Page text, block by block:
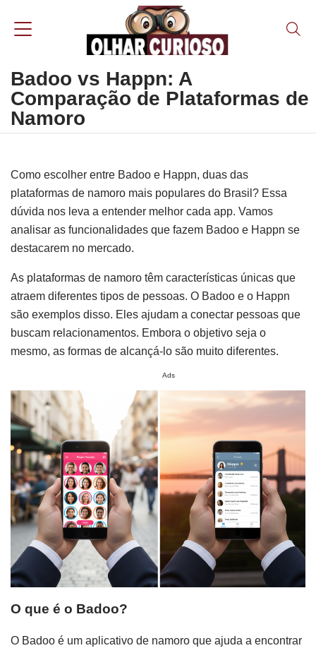
Badoo vs Happn: A
Comparação de Plataformas de
Namoro
Como escolher entre Badoo e Happn, duas das
plataformas de namoro mais populares do Brasil? Essa
dúvida nos leva a entender melhor cada app. Vamos
analisar as funcionalidades que fazem Badoo e Happn se
destacarem no mercado.
As plataformas de namoro têm características únicas que
atraem diferentes tipos de pessoas. O Badoo e o Happn
são exemplos disso. Eles ajudam a conectar pessoas que
buscam relacionamentos. Embora o objetivo seja o
mesmo, as formas de alcançá-lo são muito diferentes.
Ads
O que é o Badoo?
O Badoo é um aplicativo de namoro que ajuda a encontrar